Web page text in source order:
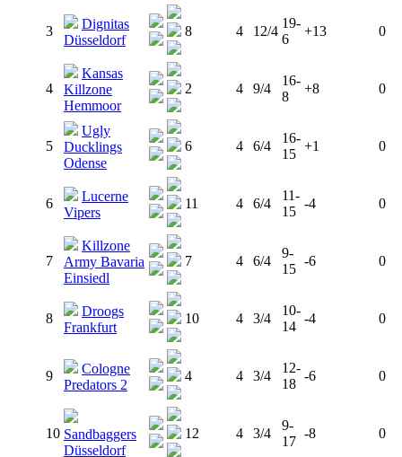
3
Dignitas
Düsseldorf
8 4 12/4
19-
6
+13 0
4
Kansas
Killzone
Hemmoor
2 4 9/4
16-
8
+8 0
5
Ugly
Ducklings
Odense
6 4 6/4
16-
15
+1 0
6
Lucerne
Vipers
11 4 6/4
11-
15
-4 0
7
Killzone
Army Bavaria
Einsiedl
7 4 6/4
9-
15
-6 0
8
Droogs
Frankfurt
10 4 3/4
10-
14
-4 0
9
Cologne
Predators 2
4 4 3/4
12-
18
-6 0
10 Sandbaggers
Düsseldorf
12 4 3/4
9-
17
-8 0